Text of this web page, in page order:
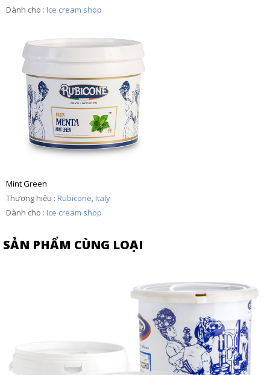
Dành cho : Ice cream shop
Mint Green
Thương hiệu : Rubicone Italy
Dành cho : Ice cream shop
SẢN PHẨM CÙNG LOẠI